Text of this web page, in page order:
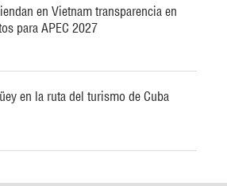
en Vietnam transparencia en
para APEC 2027
en la ruta del turismo de Cuba